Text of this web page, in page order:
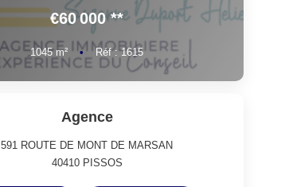
€60 000**
1045m² • Réf : 1615
Agence
591 ROUTE DE MONT DE MARSAN
40410 PISSOS